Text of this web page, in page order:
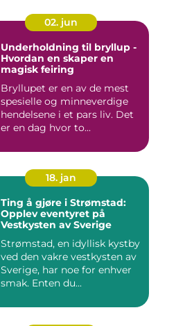
02. jun
Underholdning til bryllup -
Hvordan en skaper en
magisk feiring
Bryllupet er en av de mest
spesielle og minneverdige
hendelsene i et pars liv. Det
er en dag hvor to...
18. jan
Ting å gjøre i Strømstad:
Opplev eventyret på
Vestkysten av Sverige
Strømstad, en idyllisk kystby
ved den vakre vestkysten av
Sverige, har noe for enhver
smak. Enten du...